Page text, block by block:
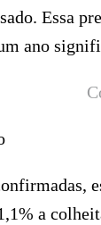
Essa
um ano
a